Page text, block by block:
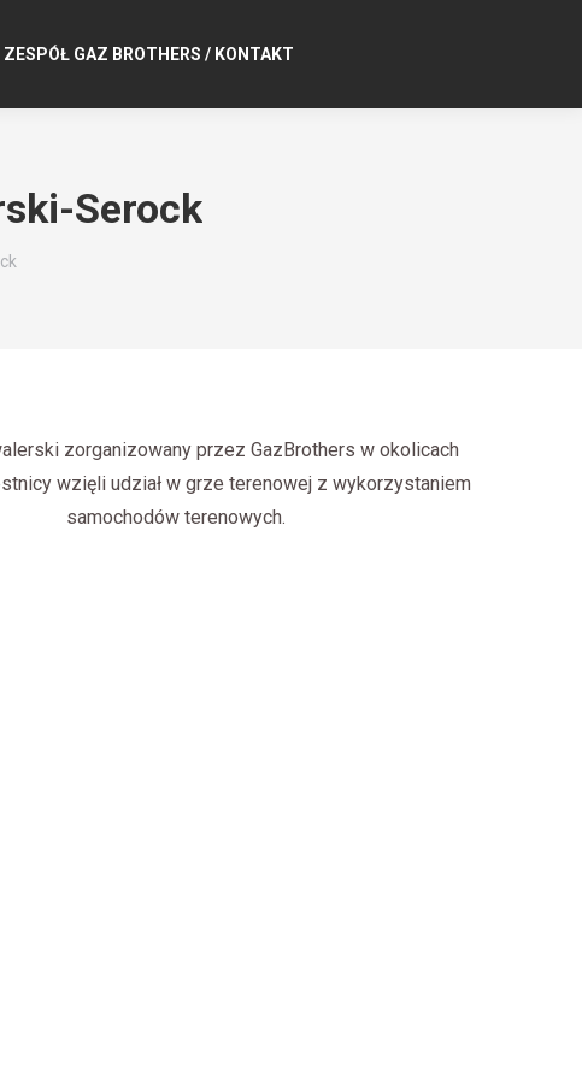
ZESPÓŁ GAZ BROTHERS / KONTAKT
Serock
zorganizowany przez GazBrothers w okolicach
wzięli udział w grze terenowej z wykorzystaniem
samochodów terenowych.